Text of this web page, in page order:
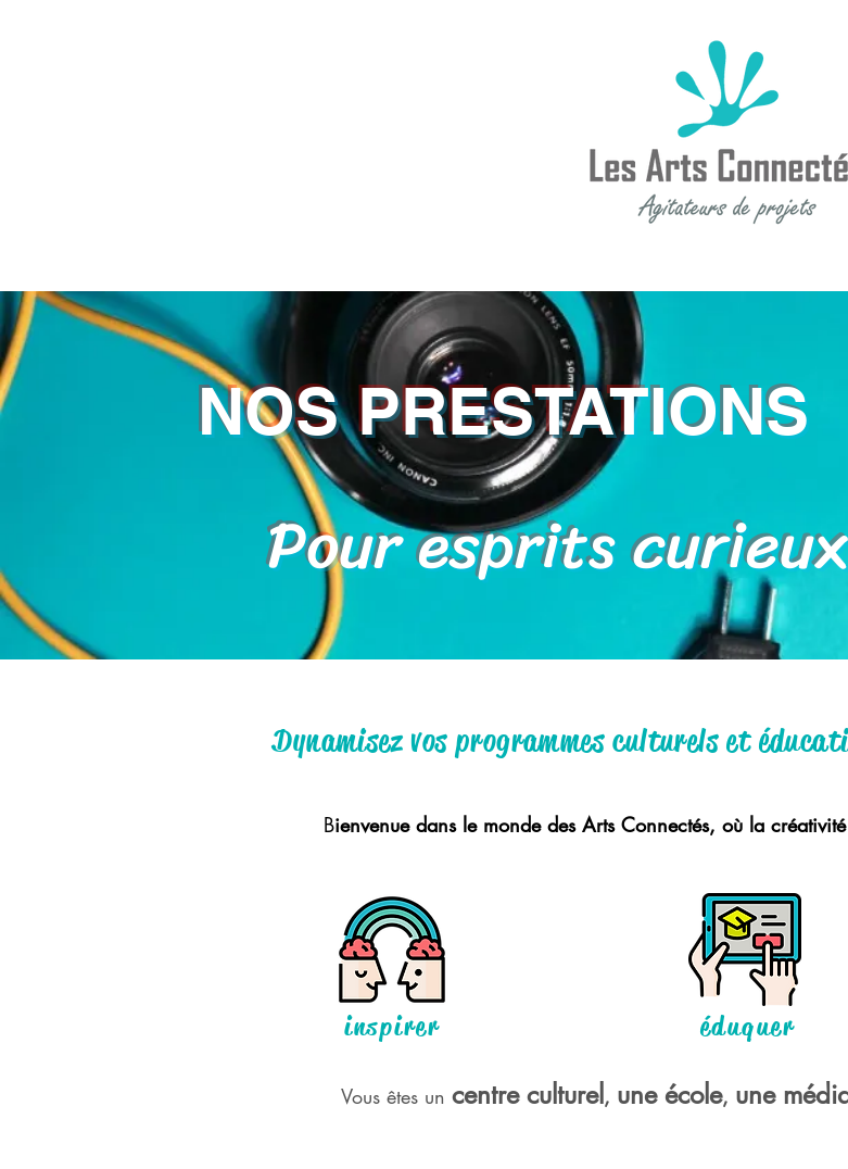
NOS PRESTATIONS
Pour esprits
Dynamisez vos programmes culturels et
Bienvenue dans le monde des Arts Connectés, où la
inspirer éduquer
Vous êtes un centre culturel , une école, une